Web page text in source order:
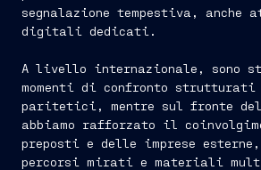
segnalazione tempestiva, anche
digitali dedicati.
A livello internazionale, sono
momenti di confronto
paritetici, mentre sul fronte
abbiamo rafforzato il
preposti e delle imprese
percorsi mirati e materiali